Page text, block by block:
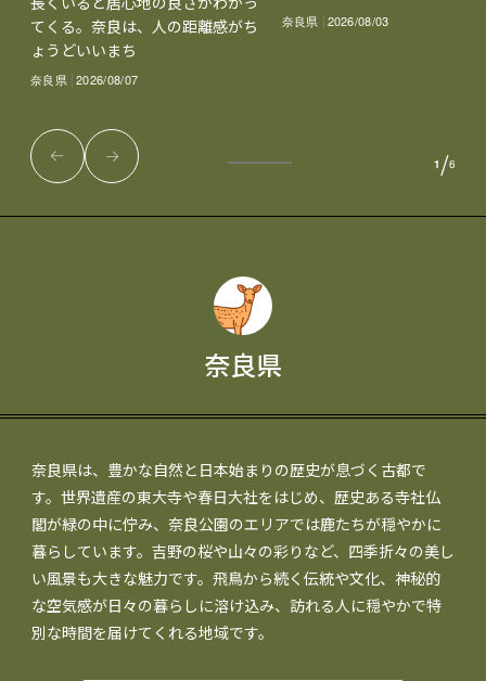
奈良県
奈良県は、豊かな自然と日本始まりの歴史が息づく古都で
す。世界遺産の東大寺や春日大社をはじめ、歴史ある寺社仏
閣が緑の中に佇み、奈良公園のエリアでは鹿たちが穏やかに
暮らしています。吉野の桜や山々の彩りなど、四季折々の美し
い風景も大きな魅力です。飛鳥から続く伝統や文化、神秘的
な空気感が日々の暮らしに溶け込み、訪れる人に穏やかで特
別な時間を届けてくれる地域です。
てくる。奈良は、人の距離感がち
ょうどいいまち
奈良県 2026/08/07
奈良県 2026/08/03
1 /6